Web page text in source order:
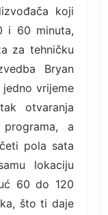
koji
i 60 minuta,
za tehničku
Bryan
vrijeme
otvaranja
a
pola sata
lokaciju
60 do 120
što ti daje